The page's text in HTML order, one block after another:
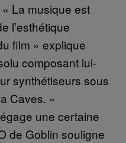
La musique est
l’esthétique
film » explique
composant lui-
synthétiseurs sous
Caves. «
une certaine
de Goblin souligne